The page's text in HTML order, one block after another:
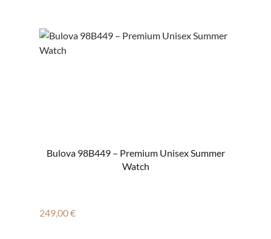
Bulova 98B449 – Premium Unisex Summer
Watch
Regulärer Preis:
249,00 €